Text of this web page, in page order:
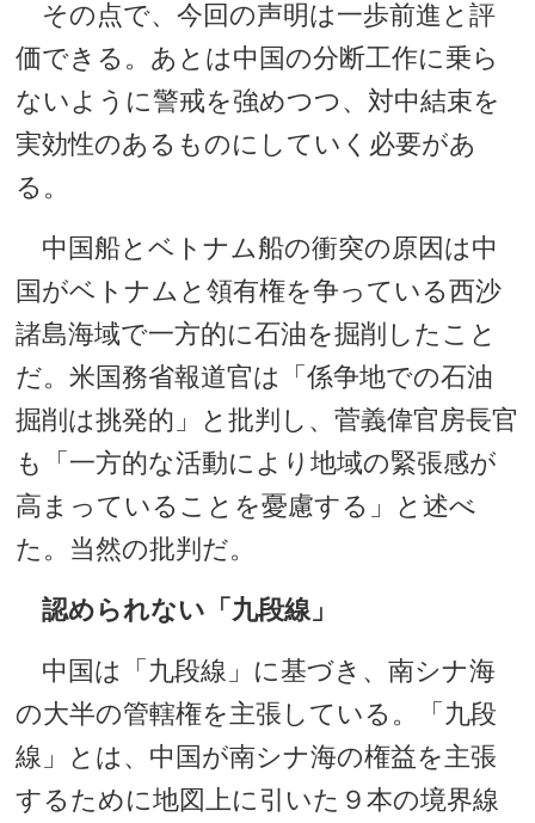
その点で、今回の声明は一歩前進と評
価できる。あとは中国の分断工作に乗ら
ないように警戒を強めつつ、対中結束を
実効性のあるものにしていく必要があ
る。
中国船とベトナム船の衝突の原因は中
国がベトナムと領有権を争っている西沙
諸島海域で一方的に石油を掘削したこと
だ。米国務省報道官は「係争地での石油
掘削は挑発的」と批判し、菅義偉官房長官
も「一方的な活動により地域の緊張感が
高まっていることを憂慮する」と述べ
た。当然の批判だ。
認められない「九段線」
中国は「九段線」に基づき、南シナ海
の大半の管轄権を主張している。「九段
線」とは、中国が南シナ海の権益を主張
するために地図上に引いた９本の境界線